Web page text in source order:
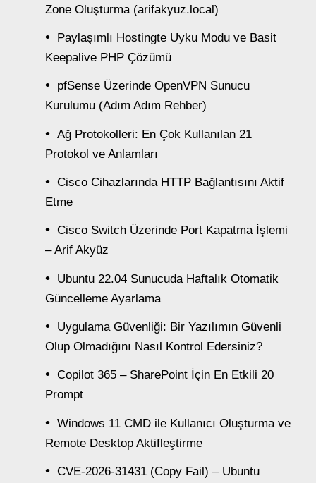
Zone Oluşturma (arifakyuz.local)
Paylaşımlı Hostingte Uyku Modu ve Basit
Keepalive PHP Çözümü
pfSense Üzerinde OpenVPN Sunucu
Kurulumu (Adım Adım Rehber)
Ağ Protokolleri: En Çok Kullanılan 21
Protokol ve Anlamları
Cisco Cihazlarında HTTP Bağlantısını Aktif
Etme
Cisco Switch Üzerinde Port Kapatma İşlemi
– Arif Akyüz
Ubuntu 22.04 Sunucuda Haftalık Otomatik
Güncelleme Ayarlama
Uygulama Güvenliği: Bir Yazılımın Güvenli
Olup Olmadığını Nasıl Kontrol Edersiniz?
Copilot 365 – SharePoint İçin En Etkili 20
Prompt
Windows 11 CMD ile Kullanıcı Oluşturma ve
Remote Desktop Aktifleştirme
CVE-2026-31431 (Copy Fail) – Ubuntu